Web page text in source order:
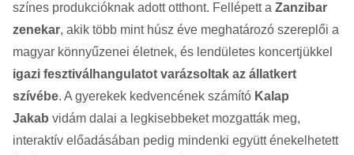
színes produkcióknak adott otthont. Fellépett a Zanzibar
zenekar, akik több mint húsz éve meghatározó szereplői a
magyar könnyűzenei életnek, és lendületes koncertjükkel
igazi fesztiválhangulatot varázsoltak az állatkert
szívébe. A gyerekek kedvencének számító Kalap
Jakab vidám dalai a legkisebbeket mozgatták meg,
interaktív előadásában pedig mindenki együtt énekelhetett